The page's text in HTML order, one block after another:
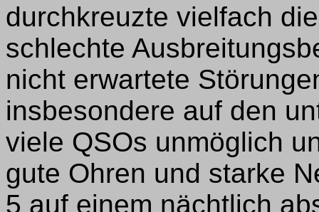
durchkreuzte vielfach
schlechte
nicht erwartete
insbesondere auf den
viele QSOs unmöglich
gute Ohren und starke
5 auf einem nächtlich